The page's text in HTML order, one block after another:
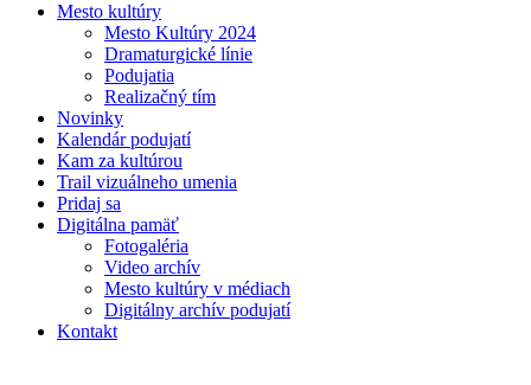
Mesto kultúry
Mesto Kultúry 2024
Dramaturgické línie
Podujatia
Realizačný tím
Novinky
Kalendár podujatí
Kam za kultúrou
Trail vizuálneho umenia
Pridaj sa
Digitálna pamäť
Fotogaléria
Video archív
Mesto kultúry v médiach
Digitálny archív podujatí
Kontakt